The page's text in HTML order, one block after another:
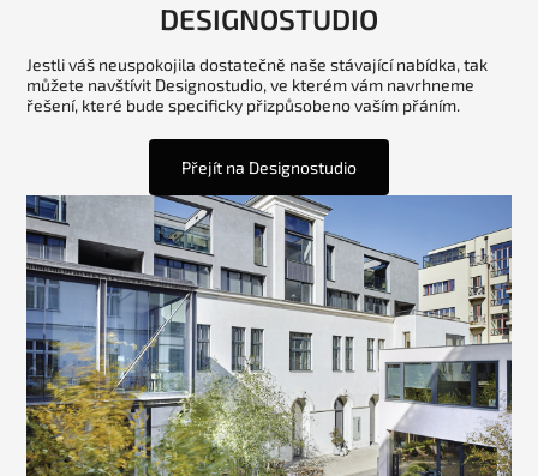
DESIGNOSTUDIO
Jestli váš neuspokojila dostatečně naše stávající nabídka, tak
můžete navštívit Designostudio, ve kterém vám navrhneme
řešení, které bude specificky přizpůsobeno vaším přáním.
Přejít na Designostudio